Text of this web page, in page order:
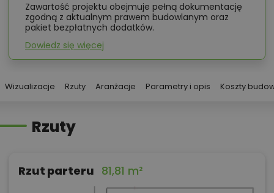
Zawartość projektu obejmuje pełną dokumentację
zgodną z aktualnym prawem budowlanym oraz
pakiet bezpłatnych dodatków.
Dowiedz się więcej
Wizualizacje Rzuty Aranżacje Parametry i opis Koszty
Rzuty
Rzut parteru 81,81 m²